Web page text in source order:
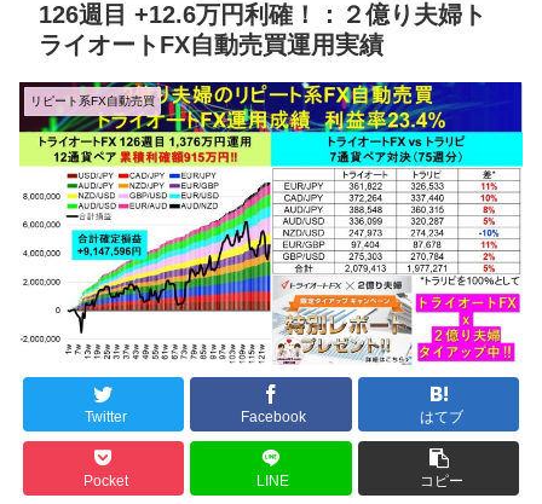
126週目 +12.6万円利確！：２億り夫婦ト
ライオートFX自動売買運用実績
リピート系FX自動売買
Twitter Facebook はてブ
Pocket LINE コピー